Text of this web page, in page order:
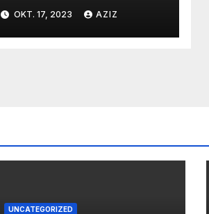
t nach
Abbiegevorgang
OKT. 17, 2023 AZIZ
UNCATEGORIZED